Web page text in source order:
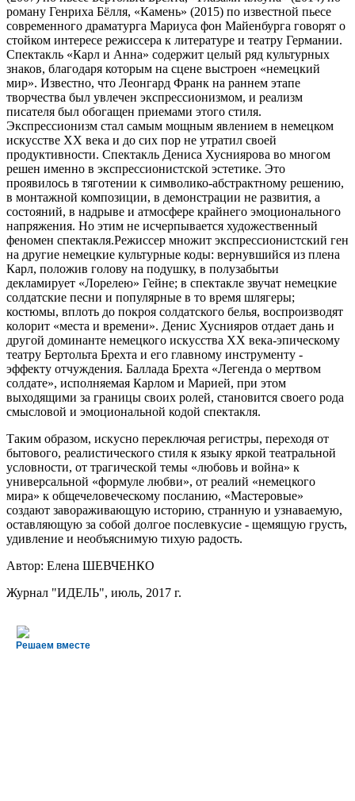
роману Генриха Бёлля, «Камень» (2015) по известной пьесе
современного драматурга Мариуса фон Майенбурга говорят о
стойком интересе режиссера к литературе и театру Германии.
Спектакль «Карл и Анна» содержит целый ряд культурных
знаков, благодаря которым на сцене выстроен «немецкий
мир». Известно, что Леонгард Франк на раннем этапе
творчества был увлечен экспрессионизмом, и реализм
писателя был обогащен приемами этого стиля.
Экспрессионизм стал самым мощным явлением в немецком
искусстве XX века и до сих пор не утратил своей
продуктивности. Спектакль Дениса Хусниярова во многом
решен именно в экспрессионистской эстетике. Это
проявилось в тяготении к символико-абстрактному решению,
в монтажной композиции, в демонстрации не развития, а
состояний, в надрыве и атмосфере крайнего эмоционального
напряжения. Но этим не исчерпывается художественный
феномен спектакля.Режиссер множит экспрессионистский ген
на другие немецкие культурные коды: вернувшийся из плена
Карл, положив голову на подушку, в полузабытьи
декламирует «Лорелею» Гейне; в спектакле звучат немецкие
солдатские песни и популярные в то время шлягеры;
костюмы, вплоть до покроя солдатского белья, воспроизводят
колорит «места и времени». Денис Хуснияров отдает дань и
другой доминанте немецкого искусства XX века-эпическому
театру Бертольта Брехта и его главному инструменту -
эффекту отчуждения. Баллада Брехта «Легенда о мертвом
солдате», исполняемая Карлом и Марией, при этом
выходящими за границы своих ролей, становится своего рода
смысловой и эмоциональной кодой спектакля.
Таким образом, искусно переключая регистры, переходя от
бытового, реалистического стиля к языку яркой театральной
условности, от трагической темы «любовь и война» к
универсальной «формуле любви», от реалий «немецкого
мира» к общечеловеческому посланию, «Мастеровые»
создают завораживающую историю, странную и узнаваемую,
оставляющую за собой долгое послевкусие - щемящую грусть,
удивление и необъяснимую тихую радость.
Автор: Елена ШЕВЧЕНКО
Журнал "ИДЕЛЬ", июль, 2017 г.
Решаем вместе